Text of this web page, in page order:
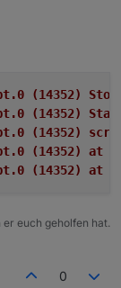
test-adapter-
entwurf - für
(dpData) ist
werden
bei änderung
info	javascript.0
info
error
error
error	javascript.0
euch geholfen hat.
0